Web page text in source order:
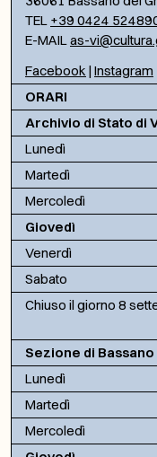
TEL +39 0424
E-MAILas-
Facebook | Instagram
ORARI
Archivio di Stato di
Lunedì
Martedì
Mercoledì
Giovedì
Venerdì
Sabato
Chiuso il giorno 8
Sezione di
Lunedì
Martedì
Mercoledì